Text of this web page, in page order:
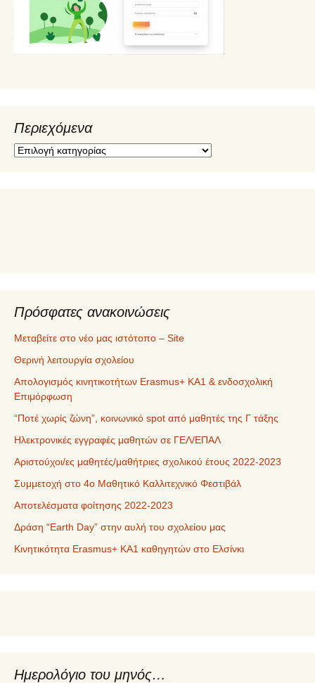
Περιεχόμενα
Π
Πρόσφατες ανακοινώσεις
Μεταβείτε στο νέο μας ιστότοπο – Site
Θερινή λειτουργία σχολείου
Απολογισμός κινητικοτήτων Erasmus+ ΚΑ1 & ενδοσχολική
Επιμόρφωση
“Ποτέ χωρίς ζώνη”, κοινωνικό spot από μαθητές της Γ τάξης
Ηλεκτρονικές εγγραφές μαθητών σε ΓΕΛ/ΕΠΑΛ
Αριστούχοι/ες μαθητές/μαθήτριες σχολικού έτους 2022-2023
Συμμετοχή στο 4ο Μαθητικό Καλλιτεχνικό Φεστιβάλ
Αποτελέσματα φοίτησης 2022-2023
Δράση “Earth Day” στην αυλή του σχολείου μας
Κινητικότητα Erasmus+ KA1 καθηγητών στο Ελσίνκι
Ημερολόγιο του μηνός…